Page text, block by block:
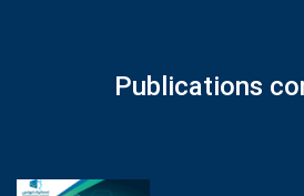
Publications